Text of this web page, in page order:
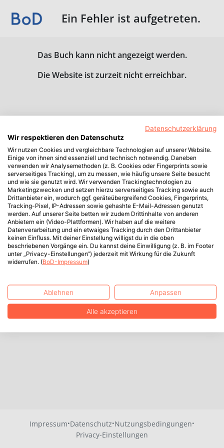
Ein Fehler ist aufgetreten.
Das Buch kann nicht angezeigt werden.
Die Website ist zurzeit nicht erreichbar.
Impressum·Datenschutz·Nutzungsbedingungen·
Privacy-Einstellungen
Datenschutzerklärung
Wir respektieren den Datenschutz
Wir nutzen Cookies und vergleichbare Technologien auf unserer Website.
Einige von ihnen sind essenziell und technisch notwendig. Daneben
verwenden wir Analysemethoden (z. B. Cookies oder Fingerprints sowie
serverseitiges Tracking), um zu messen, wie häufig unsere Seite besucht
und wie sie genutzt wird. Wir verwenden Trackingtechnologien zu
Marketingzwecken und setzen hierzu serverseitiges Tracking sowie auch
Drittanbieter ein, wodurch ggf. geräteübergreifend Cookies, Fingerprints,
Tracking-Pixel, IP-Adressen sowie gehashte E-Mail-Adressen genutzt
werden. Auf unserer Seite betten wir zudem Drittinhalte von anderen
Anbietern ein (Video-Plattformen). Wir haben auf die weitere
Datenverarbeitung und ein etwaiges Tracking durch den Drittanbieter
keinen Einfluss. Mit deiner Einstellung willigst du in die oben
beschriebenen Vorgänge ein. Du kannst deine Einwilligung (z. B. im Footer
unter „Privacy-Einstellungen“) jederzeit mit Wirkung für die Zukunft
widerrufen. (BoD-Impressum)
Ablehnen Anpassen
Alle akzeptieren